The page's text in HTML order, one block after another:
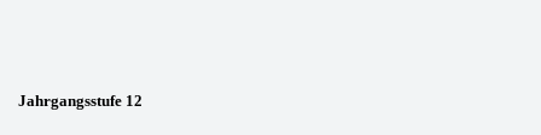
Jahrgangsstufe 12